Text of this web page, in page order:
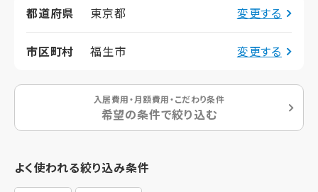
都道府県 東京都 変更する
市区町村 福生市 変更する
入居費用・月額費用・こだわり条件
希望の条件で絞り込む
よく使われる絞り込み条件